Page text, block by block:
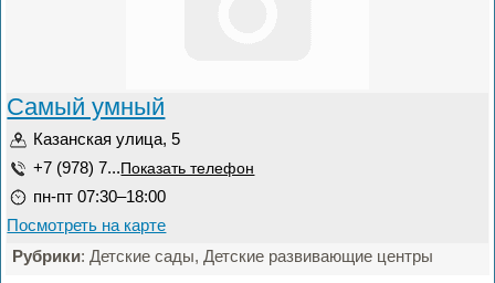
Самый умный
Казанская улица, 5
+7 (978) 7... Показать телефон
пн-пт 07:30–18:00
Посмотреть на карте
Рубрики: Детские сады, Детские развивающие центры